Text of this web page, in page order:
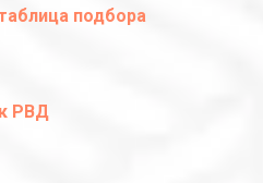
подбора
РВД